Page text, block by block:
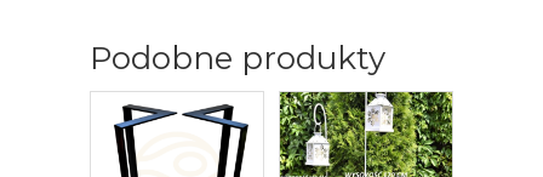
Podobne produkty